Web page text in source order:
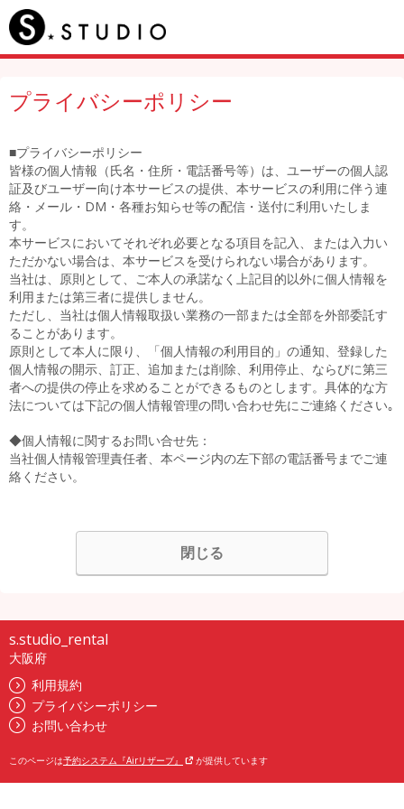
プライバシーポリシー
■プライバシーポリシー
皆様の個人情報（氏名・住所・電話番号等）は、ユーザーの個人認
証及びユーザー向け本サービスの提供、本サービスの利用に伴う連
絡・メール・DM・各種お知らせ等の配信・送付に利用いたしま
す。
本サービスにおいてそれぞれ必要となる項目を記入、または入力い
ただかない場合は、本サービスを受けられない場合があります。
当社は、原則として、ご本人の承諾なく上記目的以外に個人情報を
利用または第三者に提供しません。
ただし、当社は個人情報取扱い業務の一部または全部を外部委託す
ることがあります。
原則として本人に限り、「個人情報の利用目的」の通知、登録した
個人情報の開示、訂正、追加または削除、利用停止、ならびに第三
者への提供の停止を求めることができるものとします。具体的な方
法については下記の個人情報管理の問い合わせ先にご連絡ください｡
◆個人情報に関するお問い合せ先：
当社個人情報管理責任者、本ページ内の左下部の電話番号までご連
絡ください。
閉じる
s.studio_rental
大阪府
利用規約
プライバシーポリシー
お問い合わせ
このページは予約システム『Airリザーブ』 が提供しています